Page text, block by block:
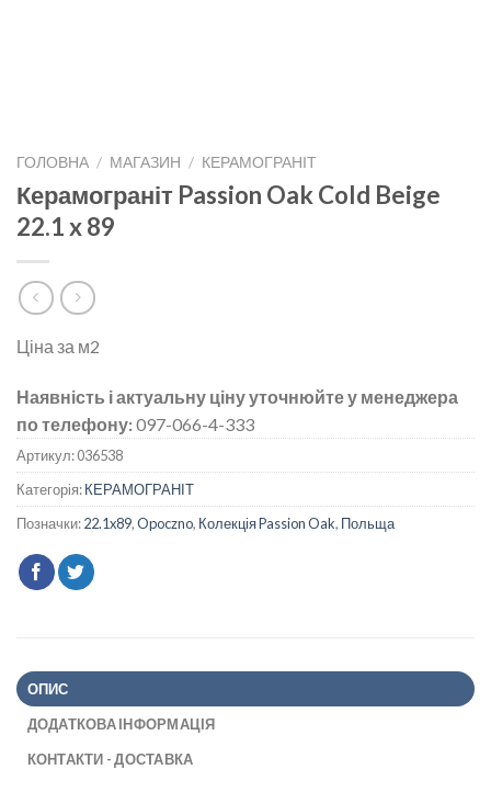
ГОЛОВНА / МАГАЗИН / КЕРАМОГРАНІТ
Керамограніт Passion Oak Cold Beige
22.1 x 89
Ціна за м2
Наявність і актуальну ціну уточнюйте у менеджера
по телефону:097-066-4-333
Артикул:036538
Категорія:КЕРАМОГРАНІТ
Позначки:22.1x89,Opoczno, Колекція Passion Oak, Польща
ОПИС
ДОДАТКОВА ІНФОРМАЦІЯ
КОНТАКТИ - ДОСТАВКА